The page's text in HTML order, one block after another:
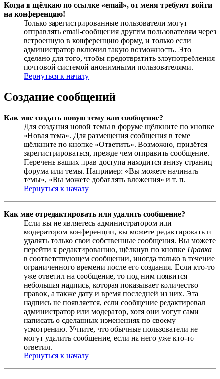
Когда я щёлкаю по ссылке «email», от меня требуют войти
на конференцию!
Только зарегистрированные пользователи могут
отправлять email-сообщения другим пользователям через
встроенную в конференцию форму, и только если
администратор включил такую возможность. Это
сделано для того, чтобы предотвратить злоупотребления
почтовой системой анонимными пользователями.
Вернуться к началу
Создание сообщений
Как мне создать новую тему или сообщение?
Для создания новой темы в форуме щёлкните по кнопке
«Новая тема». Для размещения сообщения в теме
щёлкните по кнопке «Ответить». Возможно, придётся
зарегистрироваться, прежде чем отправить сообщение.
Перечень ваших прав доступа находится внизу страниц
форума или темы. Например: «Вы можете начинать
темы», «Вы можете добавлять вложения» и т. п.
Вернуться к началу
Как мне отредактировать или удалить сообщение?
Если вы не являетесь администратором или
модератором конференции, вы можете редактировать и
удалять только свои собственные сообщения. Вы можете
перейти к редактированию, щёлкнув по кнопке Правка
в соответствующем сообщении, иногда только в течение
ограниченного времени после его создания. Если кто-то
уже ответил на сообщение, то под ним появится
небольшая надпись, которая показывает количество
правок, а также дату и время последней из них. Эта
надпись не появляется, если сообщение редактировал
администратор или модератор, хотя они могут сами
написать о сделанных изменениях по своему
усмотрению. Учтите, что обычные пользователи не
могут удалить сообщение, если на него уже кто-то
ответил.
Вернуться к началу